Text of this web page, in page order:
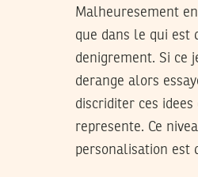
Malheuresement
que dans le qui est
denigrement. Si ce
derange alors
discriditer ces
represente. Ce
personalisation est